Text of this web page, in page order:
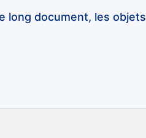
long document, les objets